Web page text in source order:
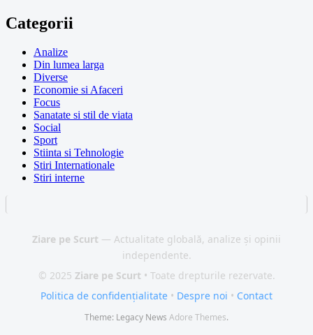
Categorii
Analize
Din lumea larga
Diverse
Economie si Afaceri
Focus
Sanatate si stil de viata
Social
Sport
Stiinta si Tehnologie
Stiri Internationale
Stiri interne
Ziare pe Scurt — Actualitate globală, analize și opinii
independente.
© 2025 Ziare pe Scurt • Toate drepturile rezervate.
Politica de confidențialitate • Despre noi • Contact
Theme: Legacy News Adore Themes.